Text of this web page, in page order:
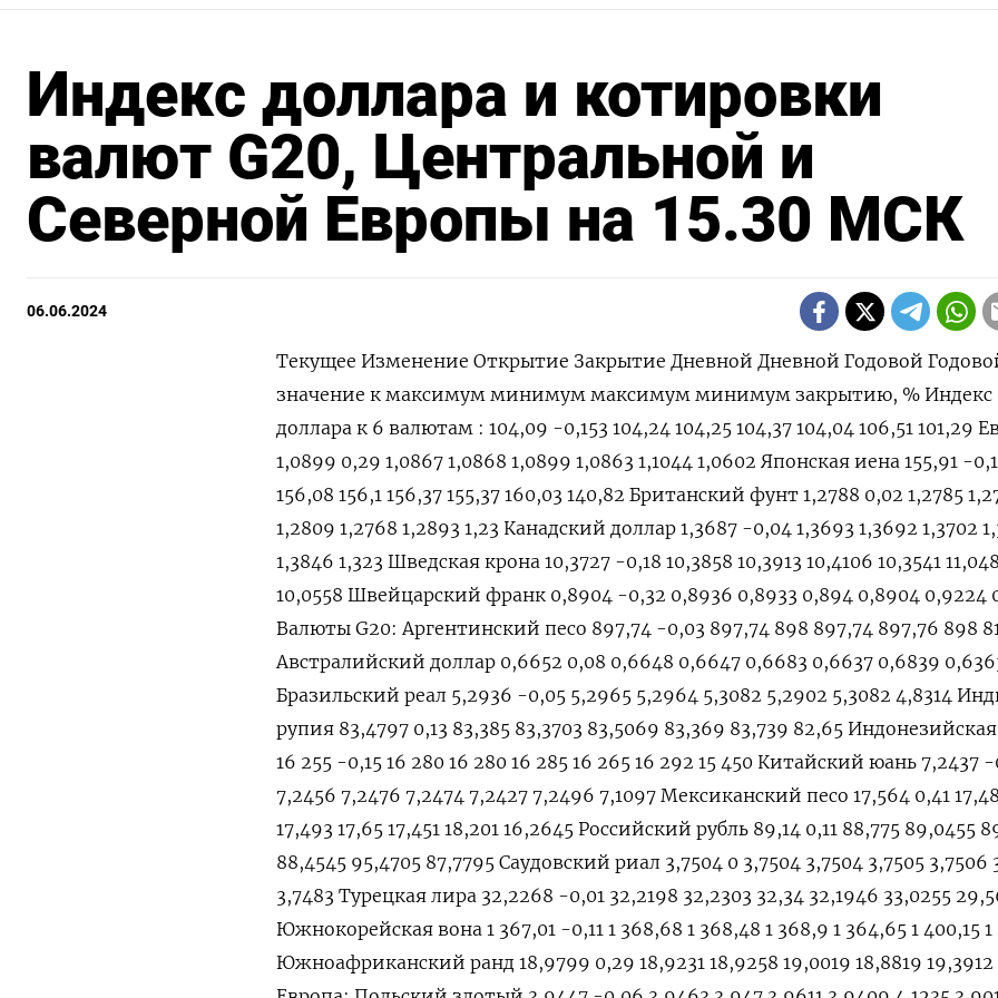
Индекс доллара и котировки
валют G20, Центральной и
Северной Европы на 15.30 МСК
06.06.2024
Текущее Изменение Открытие Закрытие Дневной Дневной Годовой Годовой значение к максимум минимум максимум минимум закрытию, % Индекс доллара к 6 валютам : 104,09 -0,153 104,24 104,25 104,37 104,04 106,51 101,29 Евро 1,0899 0,29 1,0867 1,0868 1,0899 1,0863 1,1044 1,0602 Японская иена 155,91 -0,12 156,08 156,1 156,37 155,37 160,03 140,82 Британский фунт 1,2788 0,02 1,2785 1,2785 1,2809 1,2768 1,2893 1,23 Канадский доллар 1,3687 -0,04 1,3693 1,3692 1,3702 1,3667 1,3846 1,323 Шведская крона 10,3727 -0,18 10,3858 10,3913 10,4106 10,3541 11,0487 10,0558 Швейцарский франк 0,8904 -0,32 0,8936 0,8933 0,894 0,8904 0,9224 0,84 Валюты G20: Аргентинский песо 897,74 -0,03 897,74 898 897,74 897,76 898 810,65 Австралийский доллар 0,6652 0,08 0,6648 0,6647 0,6683 0,6637 0,6839 0,6363 Бразильский реал 5,2936 -0,05 5,2965 5,2964 5,3082 5,2902 5,3082 4,8314 Индийская рупия 83,4797 0,13 83,385 83,3703 83,5069 83,369 83,739 82,65 Индонезийская рупия 16 255 -0,15 16 280 16 280 16 285 16 265 16 292 15 450 Китайский юань 7,2437 -0,05 7,2456 7,2476 7,2474 7,2427 7,2496 7,1097 Мексиканский песо 17,564 0,41 17,486 17,493 17,65 17,451 18,201 16,2645 Российский рубль 89,14 0,11 88,775 89,0455 89,155 88,4545 95,4705 87,7795 Саудовский риал 3,7504 0 3,7504 3,7504 3,7505 3,7506 3,7515 3,7483 Турецкая лира 32,2268 -0,01 32,2198 32,2303 32,34 32,1946 33,0255 29,567 Южнокорейская вона 1 367,01 -0,11 1 368,68 1 368,48 1 368,9 1 364,65 1 400,15 1 291,17 Южноафриканский ранд 18,9799 0,29 18,9231 18,9258 19,0019 18,8819 19,3912 18,03 Европа: Польский злотый 3,9447 -0,06 3,9463 3,947 3,9611 3,9409 4,1235 3,9013 Чешская крона 22,601 -0,23 22,65 22,654 22,672 22,603 23,883 22,308 Венгерский форинт 358,15 -0,25 359,14 359,04 360,41 358,33 373,02 343,35 Норвежская крона 10,5625 -0,15 10,5683 10,5783